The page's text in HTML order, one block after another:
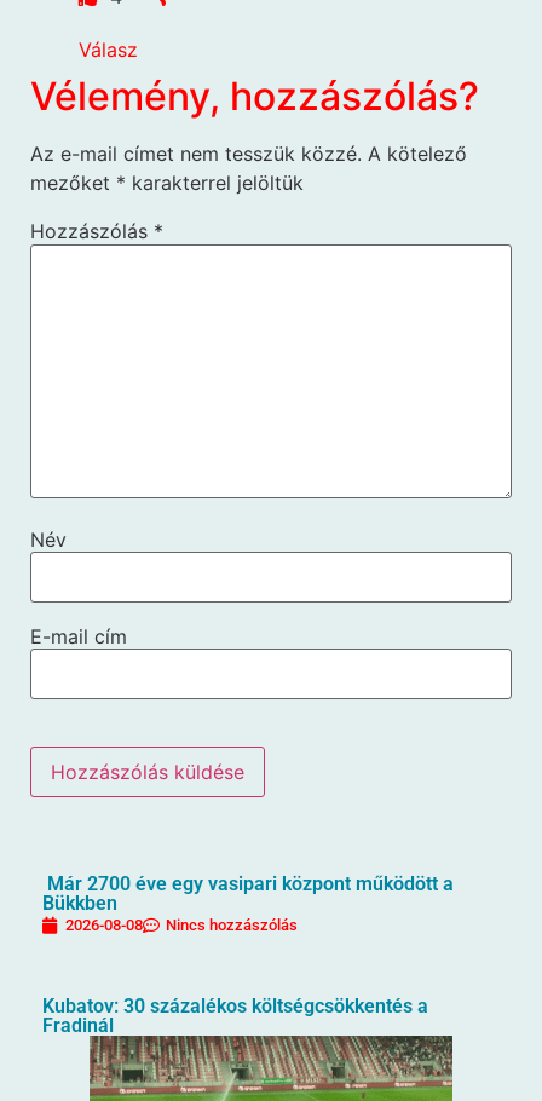
Válasz
Vélemény, hozzászólás?
Az e-mail címet nem tesszük közzé. A kötelező
mezőket * karakterrel jelöltük
Hozzászólás *
Név
E-mail cím
Már 2700 éve egy vasipari központ működött a
Bükkben
2026-08-08 Nincs hozzászólás
Kubatov: 30 százalékos költségcsökkentés a
Fradinál